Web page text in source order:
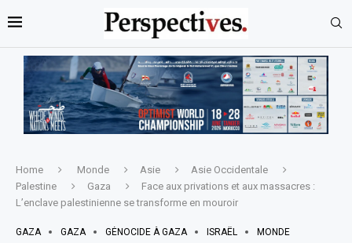
Home Monde Asie
Asie Occidentale
Palestine
Gaza
Face aux privations et aux massacres :
L’enclave palestinienne se transforme en mouroir
GAZA GAZA GÉNOCIDE À GAZA ISRAËL MONDE